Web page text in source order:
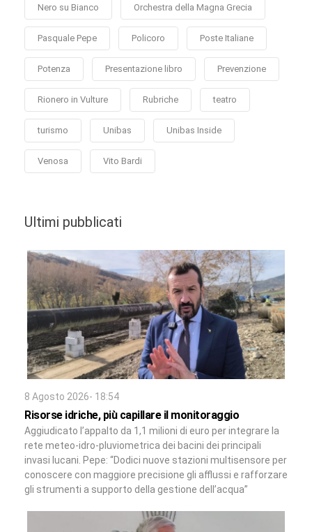
Nero su Bianco Orchestra della Magna Grecia
Pasquale Pepe Policoro Poste Italiane
Potenza Presentazione libro Prevenzione
Rionero in Vulture Rubriche teatro
turismo Unibas Unibas Inside
Venosa Vito Bardi
Ultimi pubblicati
8 Agosto 2026- 18:54
Risorse idriche, più capillare il monitoraggio
Aggiudicato l’appalto da 1,1 milioni di euro per integrare la
rete meteo-idro-pluviometrica dei bacini dei principali
invasi lucani. Pepe: “Dodici nuove stazioni multisensore per
conoscere con maggiore precisione gli afflussi e rafforzare
gli strumenti a supporto della gestione dell’acqua”